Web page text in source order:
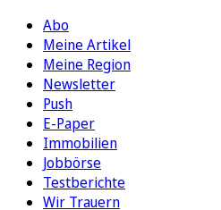
Abo
Meine Artikel
Meine Region
Newsletter
Push
E-Paper
Immobilien
Jobbörse
Testberichte
Wir Trauern